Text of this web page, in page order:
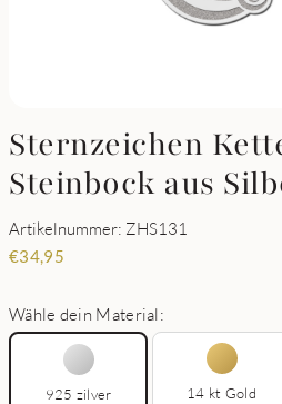
Sternzeichen
Steinbock aus
Artikelnummer: ZHS131
€34,95
Wähle dein Material:
925 zilver 14 kt Gold